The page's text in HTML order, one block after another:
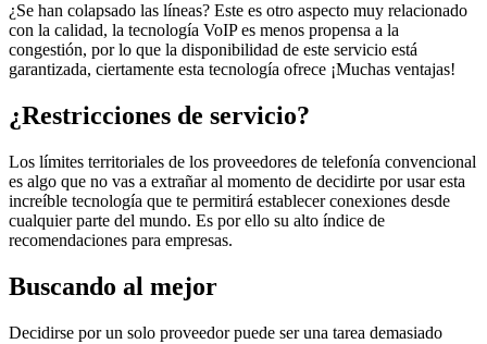
¿Se han colapsado las líneas? Este es otro aspecto muy relacionado
con la calidad, la tecnología VoIP es menos propensa a la
congestión, por lo que la disponibilidad de este servicio está
garantizada, ciertamente esta tecnología ofrece ¡Muchas ventajas!
¿Restricciones de servicio?
Los límites territoriales de los proveedores de telefonía convencional
es algo que no vas a extrañar al momento de decidirte por usar esta
increíble tecnología que te permitirá establecer conexiones desde
cualquier parte del mundo. Es por ello su alto índice de
recomendaciones para empresas.
Buscando al mejor
Decidirse por un solo proveedor puede ser una tarea demasiado